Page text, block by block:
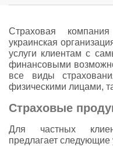
Страховая
украинская
услуги клиентам с
финансовыми
все виды
физическими лицами,
Страховые
Для частных
предлагает следующие